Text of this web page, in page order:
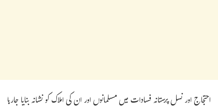
احتجاج اور نسل پرستانہ فسادات میں مسلمانوں اور ان کی املاک کو نشانہ بنایا جارہا